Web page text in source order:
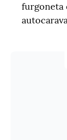
furgoneta